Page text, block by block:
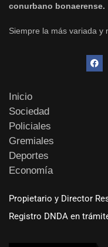
conurbano bonaerense.
Siempre la más variada y
Inicio
Sociedad
Policiales
Gremiales
Deportes
Economía
Propietario y Director
Registro DNDA en